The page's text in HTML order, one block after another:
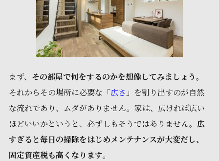
まず、 その部屋で何をするのかを想像してみましょう。
それからその場所に必要な「広さ 」を割り出すのが自然
な流れであり、ムダがありません。家は、広ければ広い
ほどいいかというと、必ずしもそうではありません。 広
すぎると毎日の掃除をはじめメンテナンスが大変だし、
固定資産税も高くなります。